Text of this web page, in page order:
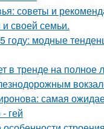
советы и
своей семьи.
году: модные
в тренде на полное
самая
гей